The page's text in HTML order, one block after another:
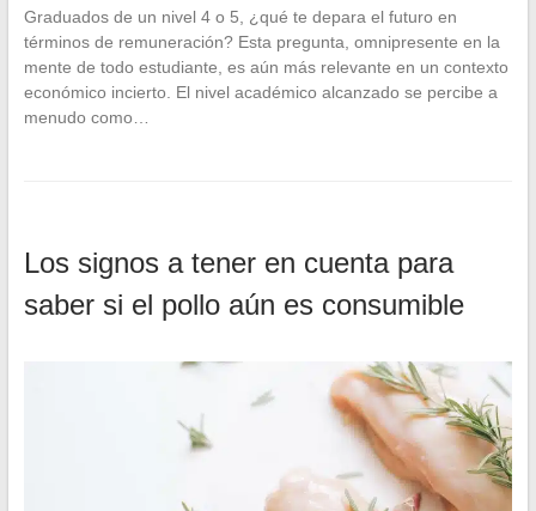
Graduados de un nivel 4 o 5, ¿qué te depara el futuro en
términos de remuneración? Esta pregunta, omnipresente en la
mente de todo estudiante, es aún más relevante en un contexto
económico incierto. El nivel académico alcanzado se percibe a
menudo como…
Los signos a tener en cuenta para
saber si el pollo aún es consumible